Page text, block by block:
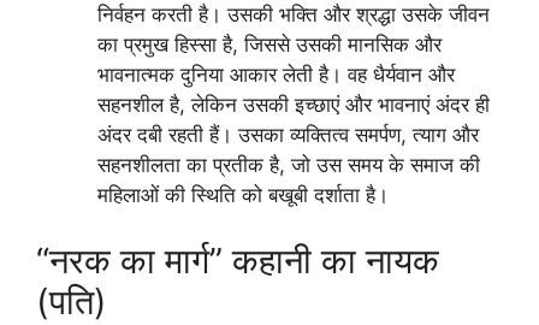
निर्वहन करती है। उसकी भक्ति और श्रद्धा उसके जीवन
का प्रमुख हिस्सा है, जिससे उसकी मानसिक और
भावनात्मक दुनिया आकार लेती है। वह धैर्यवान और
सहनशील है, लेकिन उसकी इच्छाएं और भावनाएं अंदर ही
अंदर दबी रहती हैं। उसका व्यक्तित्व समर्पण, त्याग और
सहनशीलता का प्रतीक है, जो उस समय के समाज की
महिलाओं की स्थिति को बखूबी दर्शाता है।
“नरक का मार्ग” कहानी का नायक
(पति)